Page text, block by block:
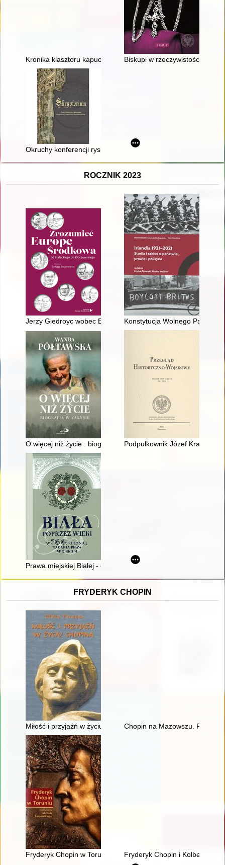
Kronika klasztoru kapucynów w Ostrogu nad Horyniem (1750-
Biskupi w rzeczywistości
Okruchy konferencji ryskiej w dokumentach ze zbiorów
ROCZNIK 2023
Jerzy Giedroyc wobec Europy Wschodniej i Środkowej
Konstytucja Wolnego Państwa
O więcej niż życie : biografia w zarysiePodpułkownik Józef Kratko w
Prawa miejskiej Białej - od Augusta II do Józefa II
FRYDERYK CHOPIN
Miłość i przyjaźń w życiu ChopinaChopin na Mazowszu.
Fryderyk Chopin w Toruniu Fryderyk Chopin i